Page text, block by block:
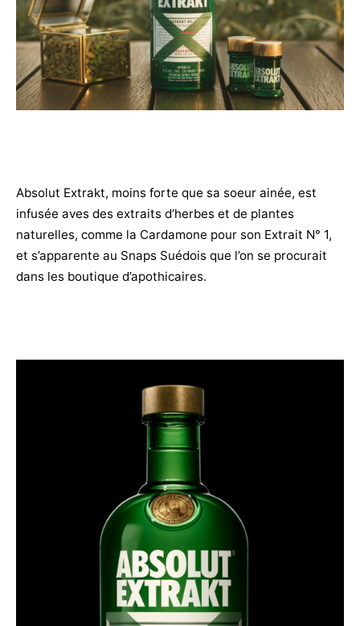
Absolut Extrakt, moins forte que sa soeur ainée, est
infusée aves des extraits d’herbes et de plantes
naturelles, comme la Cardamone pour son Extrait N° 1,
et s’apparente au Snaps Suédois que l’on se procurait
dans les boutique d’apothicaires.